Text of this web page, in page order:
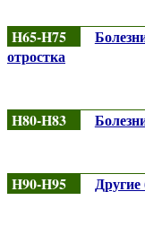
H65-H75
отростка
H80-H83
H90-H95 Другие